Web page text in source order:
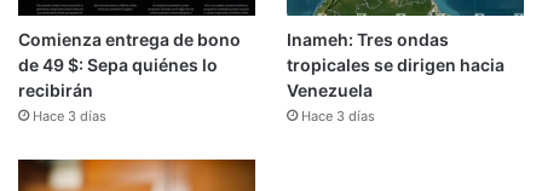
Comienza entrega de bono
de 49 $: Sepa quiénes lo
recibirán
Hace 3 días
Inameh: Tres ondas
tropicales se dirigen hacia
Venezuela
Hace 3 días